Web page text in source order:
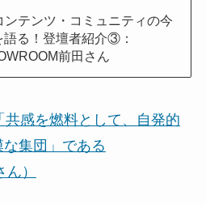
ンテンツ・コミュニティの今
語る！登壇者紹介③：
前田さん
感を燃料として、自発的
集団」である
）